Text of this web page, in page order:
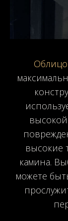
высокие
камина.
можете